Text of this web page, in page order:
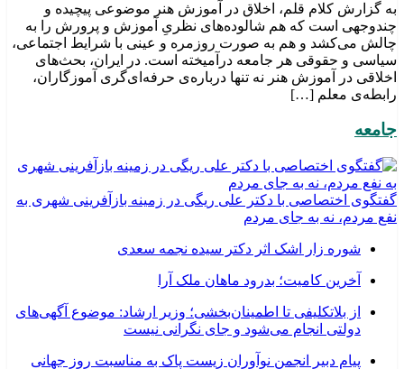
به گزارش کلام قلم، اخلاق در آموزش هنر موضوعی پیچیده و
چندوجهی است که هم شالوده‌های نظریِ آموزش و پرورش را به
چالش می‌کشد و هم به صورت روزمره و عینی با شرایط اجتماعی،
سیاسی و حقوقی هر جامعه درآمیخته است‌. در ایران، بحث‌های
اخلاقی در آموزش هنر نه تنها درباره‌ی حرفه‌ای‌گری آموزگاران،
رابطه‌ی معلم […]
جامعه
گفتگوی اختصاصی با دکتر علی ریگی در زمینه بازآفرینی شهری به
نفع مردم، نه به جای مردم
شوره زار اشک اثر دکتر سیده نجمه سعدی
​آخرین کامیت؛ بدرود ماهان ملک آرا
از بلاتکلیفی تا اطمینان‌بخشی؛ وزیر ارشاد: موضوع آگهی‌های
دولتی انجام می‌شود و جای نگرانی نیست
پیام دبیر انجمن نوآوران زیست پاک به مناسبت روز جهانی